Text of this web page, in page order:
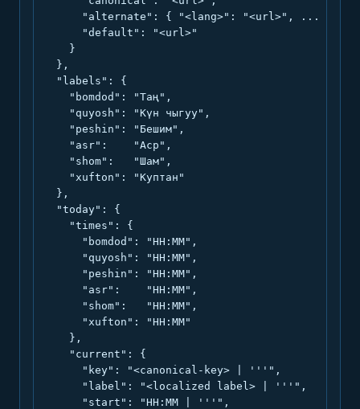
      "alternate": { "<lang>": "<url>", ... },
      "default": "<url>"
    }
  },
  "labels": {
    "bomdod": "Таң",
    "quyosh": "Күн чыгуу",
    "peshin": "Бешим",
    "asr":    "Аср",
    "shom":   "Шам",
    "xufton": "Куптан"
  },
  "today": {
    "times": {
      "bomdod": "HH:MM",
      "quyosh": "HH:MM",
      "peshin": "HH:MM",
      "asr":    "HH:MM",
      "shom":   "HH:MM",
      "xufton": "HH:MM"
    },
    "current": {
      "key": "<canonical-key> | '''",
      "label": "<localized label> | '''",
      "start": "HH:MM | '''",